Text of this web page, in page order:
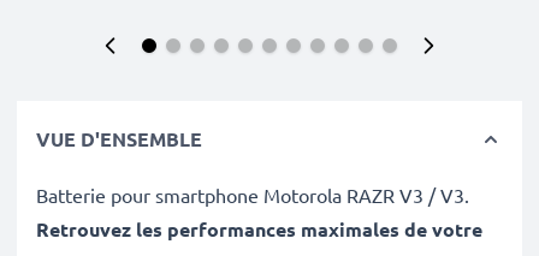
VUE D'ENSEMBLE
Batterie pour smartphone Motorola RAZR V3 / V3.
Retrouvez les performances maximales de votre